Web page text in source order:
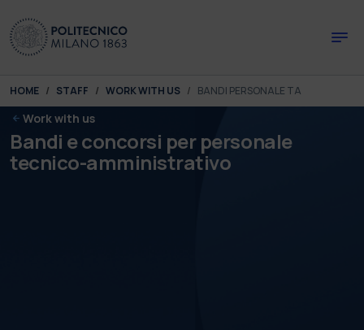
You are here:
HOME STAFF WORK WITH US BANDI PERSONALE TA
Work with us
Bandi e concorsi per personale
tecnico-amministrativo